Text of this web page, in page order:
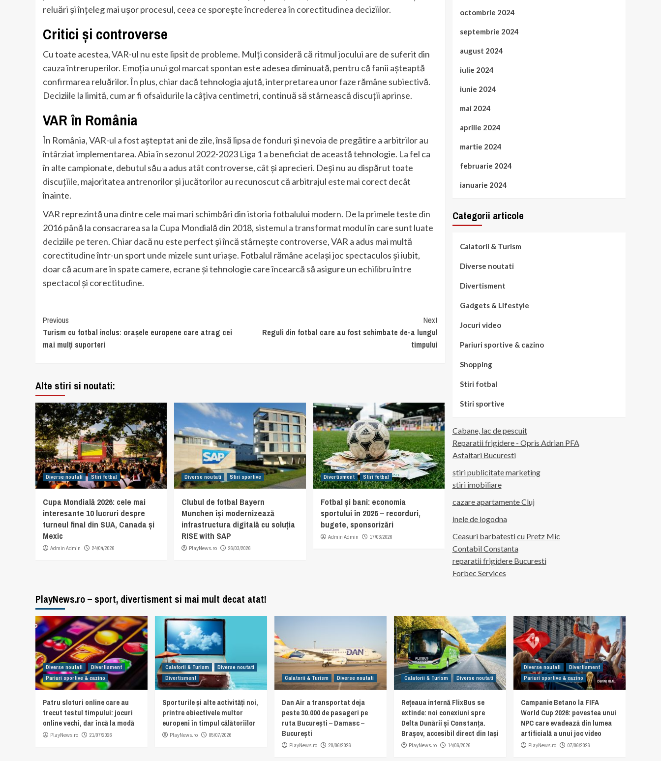
reluări și înțeleg mai ușor procesul, ceea ce sporește încrederea în corectitudinea deciziilor.
Critici și controverse
Cu toate acestea, VAR-ul nu este lipsit de probleme. Mulți consideră că ritmul jocului are de suferit din
cauza întreruperilor. Emoția unui gol marcat spontan este adesea diminuată, pentru că fanii așteaptă
confirmarea reluărilor. În plus, chiar dacă tehnologia ajută, interpretarea unor faze rămâne subiectivă.
Deciziile la limită, cum ar fi ofsaidurile la câțiva centimetri, continuă să stârnească discuții aprinse.
VAR în România
În România, VAR-ul a fost așteptat ani de zile, însă lipsa de fonduri și nevoia de pregătire a arbitrilor au
întârziat implementarea. Abia în sezonul 2022-2023 Liga 1 a beneficiat de această tehnologie. La fel ca
în alte campionate, debutul său a adus atât controverse, cât și aprecieri. Deși nu au dispărut toate
discuțiile, majoritatea antrenorilor și jucătorilor au recunoscut că arbitrajul este mai corect decât
înainte.
VAR reprezintă una dintre cele mai mari schimbări din istoria fotbalului modern. De la primele teste din
2016 până la consacrarea sa la Cupa Mondială din 2018, sistemul a transformat modul în care sunt luate
deciziile pe teren. Chiar dacă nu este perfect și încă stârnește controverse, VAR a adus mai multă
corectitudine într-un sport unde mizele sunt uriașe. Fotbalul rămâne același joc spectaculos și iubit,
doar că acum are în spate camere, ecrane și tehnologie care încearcă să asigure un echilibru între
spectacol și corectitudine.
Continue
Reading
Previous
Turism cu fotbal inclus: orașele europene care atrag cei
mai mulți suporteri
Next
Reguli din fotbal care au fost schimbate de-a lungul
timpului
Alte stiri si noutati:
Diverse noutati Stiri fotbal
Cupa Mondială 2026: cele mai
interesante 10 lucruri despre
turneul final din SUA, Canada și
Mexic
Admin Admin 24/04/2026
Diverse noutati Stiri sportive
Clubul de fotbal Bayern
Munchen își modernizează
infrastructura digitală cu soluția
RISE with SAP
PlayNews.ro 26/03/2026
Divertisment Stiri fotbal
Fotbal și bani: economia
sportului în 2026 – recorduri,
bugete, sponsorizări
Admin Admin 17/03/2026
octombrie 2024
septembrie 2024
august 2024
iulie 2024
iunie 2024
mai 2024
aprilie 2024
martie 2024
februarie 2024
ianuarie 2024
Categorii articole
Calatorii & Turism
Diverse noutati
Divertisment
Gadgets & Lifestyle
Jocuri video
Pariuri sportive & cazino
Shopping
Stiri fotbal
Stiri sportive
Cabane, lac de pescuit
Reparatii frigidere - Opris Adrian PFA
Asfaltari Bucuresti
stiri publicitate marketing
stiri imobiliare
cazare apartamente Cluj
inele de logodna
Ceasuri barbatesti cu Pretz Mic
Contabil Constanta
reparatii frigidere Bucuresti
Forbec Services
PlayNews.ro – sport, divertisment si mai mult decat atat!
Diverse noutati
Divertisment
Pariuri sportive & cazino
Patru sloturi online care au
trecut testul timpului: jocuri
online vechi, dar încă la modă
PlayNews.ro 21/07/2026
Calatorii & Turism
Diverse noutati
Divertisment
Sporturile și alte activități noi,
printre obiectivele multor
europeni în timpul călătoriilor
PlayNews.ro 05/07/2026
Calatorii & Turism Diverse noutati
Dan Air a transportat deja
peste 30.000 de pasageri pe
ruta București – Damasc –
București
PlayNews.ro 20/06/2026
Calatorii & Turism Diverse noutati
Rețeaua internă FlixBus se
extinde: noi conexiuni spre
Delta Dunării și Constanța.
Brașov, accesibil direct din Iași
PlayNews.ro 14/06/2026
Diverse noutati
Divertisment
Pariuri sportive & cazino
Campanie Betano la FIFA
World Cup 2026: povestea unui
NPC care evadează din lumea
artificială a unui joc video
PlayNews.ro 07/06/2026